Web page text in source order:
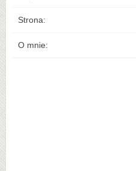
Strona:
O mnie: